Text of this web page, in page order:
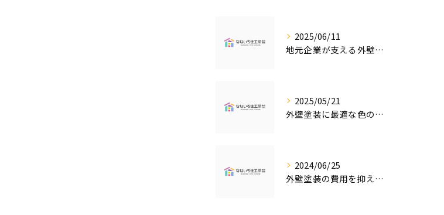
2025/06/11
地元企業が支える外壁塗装の魅力
2025/05/21
外壁塗装に最適な色の選び方
2024/06/25
外壁塗装の費用を抑えたい人必見！低価格で高品質な外壁塗装工事のポイントとは？